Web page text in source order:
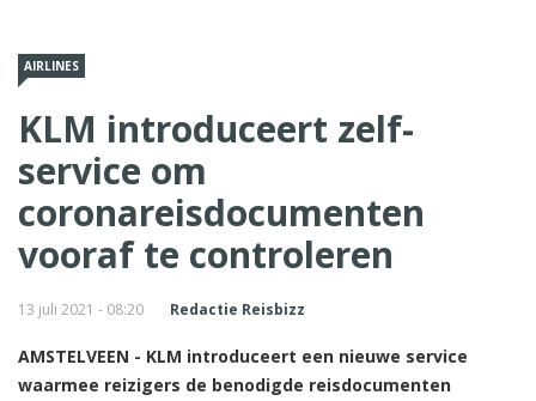
AIRLINES
KLM introduceert zelf-
service om
coronareisdocumenten
vooraf te controleren
13 juli 2021 - 08:20 Redactie Reisbizz
AMSTELVEEN - KLM introduceert een nieuwe service
waarmee reizigers de benodigde reisdocumenten